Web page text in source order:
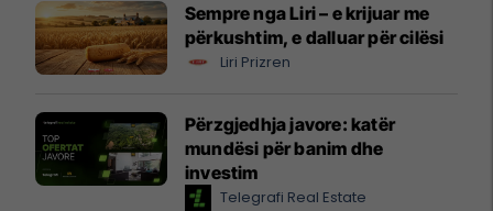
Sempre nga Liri – e krijuar me
përkushtim, e dalluar për cilësi
Liri Prizren
Përzgjedhja javore: katër
mundësi për banim dhe
investim
Telegrafi Real Estate